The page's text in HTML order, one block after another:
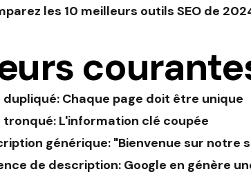
les 10 meilleurs outils SEO de
dupliqué: Chaque page doit être unique
tronqué: L'information clé coupée
générique: "Bienvenue sur notre
de description: Google en génère